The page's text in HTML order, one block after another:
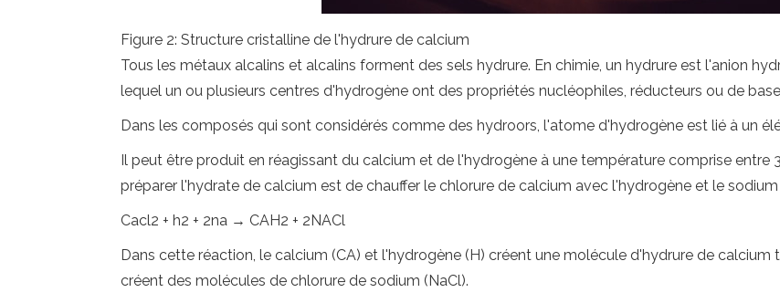
Figure 2: Structure cristalline de l'hydrure de calcium
Tous les métaux alcalins et alcalins forment des sels hydrure. En chimie, un hydrure est l'anion
lequel un ou plusieurs centres d'hydrogène ont des propriétés nucléophiles, réducteurs ou de
Dans les composés qui sont considérés comme des hydroors, l'atome d'hydrogène est lié à un
Il peut être produit en réagissant du calcium et de l'hydrogène à une température comprise entre
préparer l'hydrate de calcium est de chauffer le chlorure de calcium avec l'hydrogène et le
Cacl2 + h2 + 2na → CAH2 + 2NACl
Dans cette réaction, le calcium (CA) et l'hydrogène (H) créent une molécule d'hydrure de
créent des molécules de chlorure de sodium (NaCl).